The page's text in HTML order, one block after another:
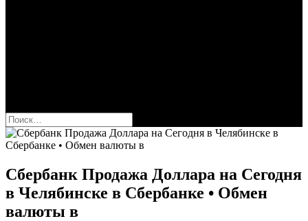
Найти:
Сбербанк Продажа Доллара на Сегодня
в Челябинске в Сбербанке • Обмен
валюты в